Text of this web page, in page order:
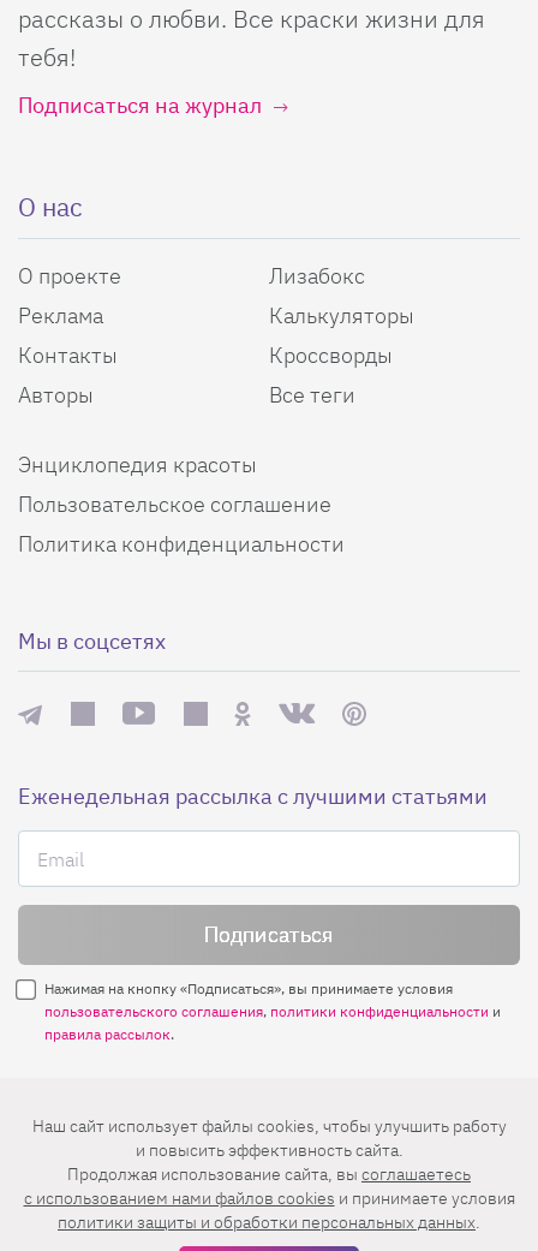
рассказы о любви. Все краски жизни для
тебя!
Подписаться на журнал
О нас
О проекте
Реклама
Контакты
Авторы
Лизабокс
Калькуляторы
Кроссворды
Все теги
Энциклопедия красоты
Пользовательское соглашение
Политика конфиденциальности
Мы в соцсетях
Еженедельная рассылка с лучшими статьями
Нажимая на кнопку «Подписаться», вы принимаете условия
пользовательского соглашения, политики конфиденциальности и
правила рассылок.
Нашли ошибку? Выделите ее и нажмите
© 2026 АО «БКМ», ОГРН 1027739494584, ИНН 7705056238
127018, Москва, ул. Полковая, д. 3, стр. 4, помещение I, комн. 23
16+
Наш сайт использует файлы cookies, чтобы улучшить работу
и повысить эффективность сайта.
Продолжая использование сайта, вы соглашаетесь
c использованием нами файлов cookies и принимаете условия
политики защиты и обработки персональных данных.